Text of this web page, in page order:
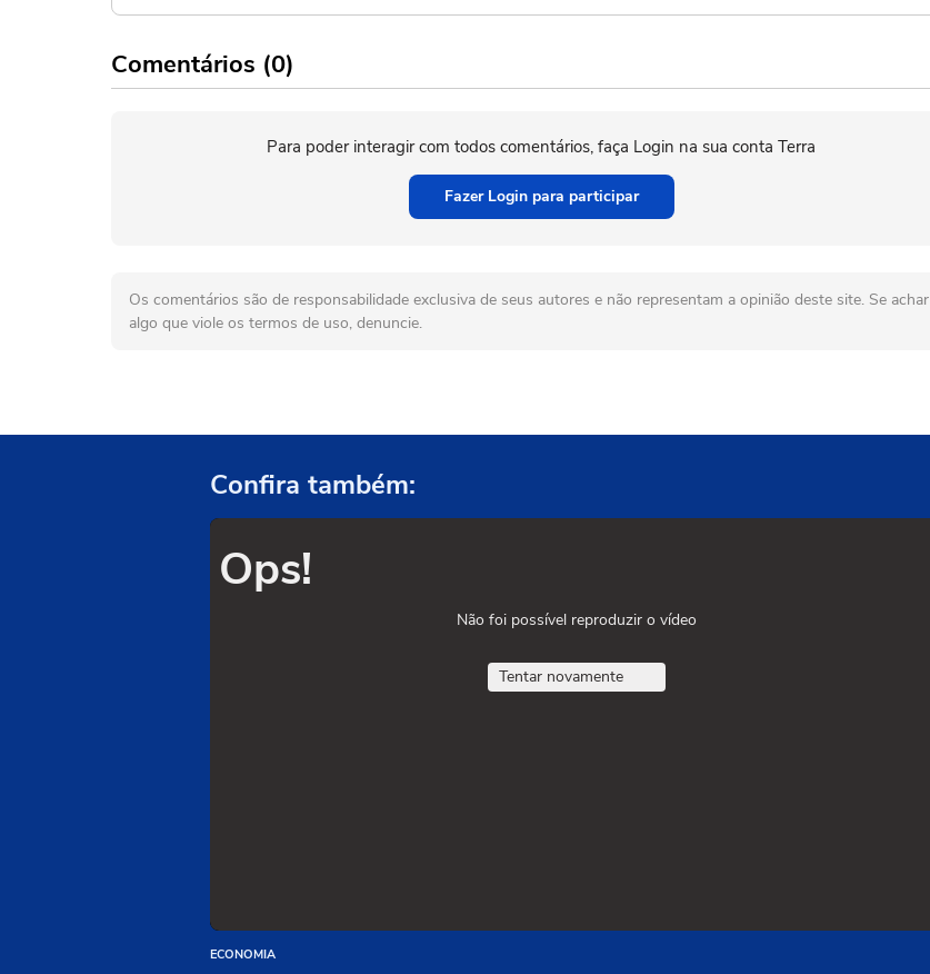
Comentários (0)
Para poder interagir com todos comentários, faça Login na sua conta Terra
Fazer Login para participar
Os comentários são de responsabilidade exclusiva de seus autores e não representam a opinião deste site. Se achar
algo que viole os termos de uso, denuncie.
Confira também:
Ops!
Não foi possível reproduzir o vídeo
Tentar novamente
ECONOMIA